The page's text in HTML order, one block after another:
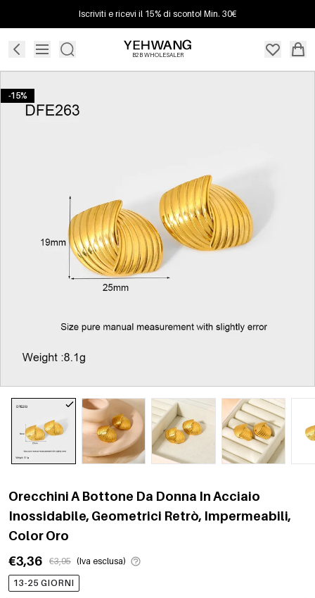
Iscriviti e ricevi il 15% di sconto! Min. 30€
B2B WHOLESALER
-15%
Orecchini A Bottone Da Donna In Acciaio
Inossidabile, Geometrici Retrò, Impermeabili,
Color Oro
€3,36
€3,95 (Iva esclusa)
13-25 GIORNI